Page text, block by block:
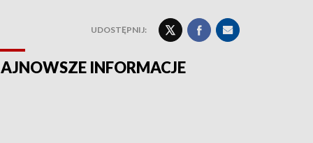
UDOSTĘPNIJ:
INFORMACJE